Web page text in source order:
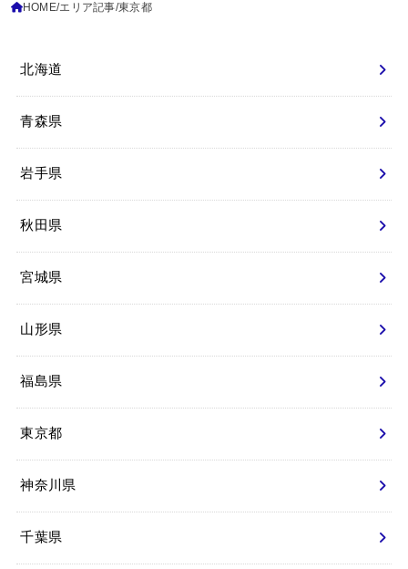
HOME エリア記事 東京都
北海道
青森県
岩手県
秋田県
宮城県
山形県
福島県
東京都
神奈川県
千葉県